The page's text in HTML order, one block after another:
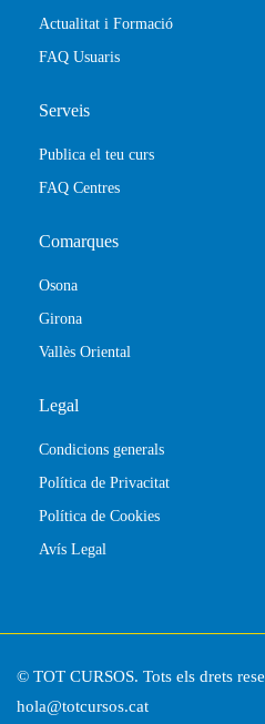
Actualitat i Formació
FAQ Usuaris
Serveis
Publica el teu curs
FAQ Centres
Comarques
Osona
Girona
Vallès Oriental
Legal
Condicions generals
Política de Privacitat
Política de Cookies
Avís Legal
© TOT CURSOS. Tots els drets
hola@totcursos.cat